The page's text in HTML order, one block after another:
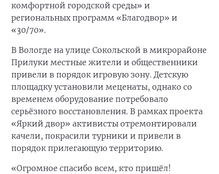
комфортной городской среды» и
региональных программ «Благодвор» и
«30/70».
В Вологде на улице Сокольской в микрорайоне
Прилуки местные жители и общественники
привели в порядок игровую зону. Детскую
площадку установили меценаты, однако со
временем оборудование потребовало
серьёзного восстановления. В рамках проекта
«Яркий двор» активисты отремонтировали
качели, покрасили турники и привели в
порядок прилегающую территорию.
«Огромное спасибо всем, кто пришёл!